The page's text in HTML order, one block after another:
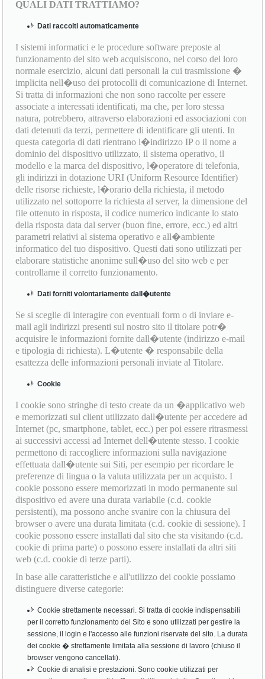
QUALI DATI TRATTIAMO?
Dati raccolti automaticamente
I sistemi informatici e le procedure software preposte al
funzionamento del sito web acquisiscono, nel corso del loro
normale esercizio, alcuni dati personali la cui trasmissione �
implicita nell�uso dei protocolli di comunicazione di Internet.
Si tratta di informazioni che non sono raccolte per essere
associate a interessati identificati, ma che, per loro stessa
natura, potrebbero, attraverso elaborazioni ed associazioni con
dati detenuti da terzi, permettere di identificare gli utenti. In
questa categoria di dati rientrano l�indirizzo IP o il nome a
dominio del dispositivo utilizzato, il sistema operativo, il
modello e la marca del dispositivo, l�operatore di telefonia,
gli indirizzi in dotazione URI (Uniform Resource Identifier)
delle risorse richieste, l�orario della richiesta, il metodo
utilizzato nel sottoporre la richiesta al server, la dimensione del
file ottenuto in risposta, il codice numerico indicante lo stato
della risposta data dal server (buon fine, errore, ecc.) ed altri
parametri relativi al sistema operativo e all�ambiente
informatico del tuo dispositivo. Questi dati sono utilizzati per
elaborare statistiche anonime sull�uso del sito web e per
controllarne il corretto funzionamento.
Dati forniti volontariamente dall�utente
Se si sceglie di interagire con eventuali form o di inviare e-
mail agli indirizzi presenti sul nostro sito il titolare potr�
acquisire le informazioni fornite dall�utente (indirizzo e-mail
e tipologia di richiesta). L�utente � responsabile della
esattezza delle informazioni personali inviate al Titolare.
Cookie
I cookie sono stringhe di testo create da un �applicativo web
e memorizzati sul client utilizzato dall�utente per accedere ad
Internet (pc, smartphone, tablet, ecc.) per poi essere ritrasmessi
ai successivi accessi ad Internet dell�utente stesso. I cookie
permettono di raccogliere informazioni sulla navigazione
effettuata dall�utente sui Siti, per esempio per ricordare le
preferenze di lingua o la valuta utilizzata per un acquisto. I
cookie possono essere memorizzati in modo permanente sul
dispositivo ed avere una durata variabile (c.d. cookie
persistenti), ma possono anche svanire con la chiusura del
browser o avere una durata limitata (c.d. cookie di sessione). I
cookie possono essere installati dal sito che sta visitando (c.d.
cookie di prima parte) o possono essere installati da altri siti
web (c.d. cookie di terze parti).
In base alle caratteristiche e all'utilizzo dei cookie possiamo
distinguere diverse categorie:
Cookie strettamente necessari. Si tratta di cookie indispensabili
per il corretto funzionamento del Sito e sono utilizzati per gestire la
sessione, il login e l'accesso alle funzioni riservate del sito. La durata
dei cookie � strettamente limitata alla sessione di lavoro (chiuso il
browser vengono cancellati).
Cookie di analisi e prestazioni. Sono cookie utilizzati per